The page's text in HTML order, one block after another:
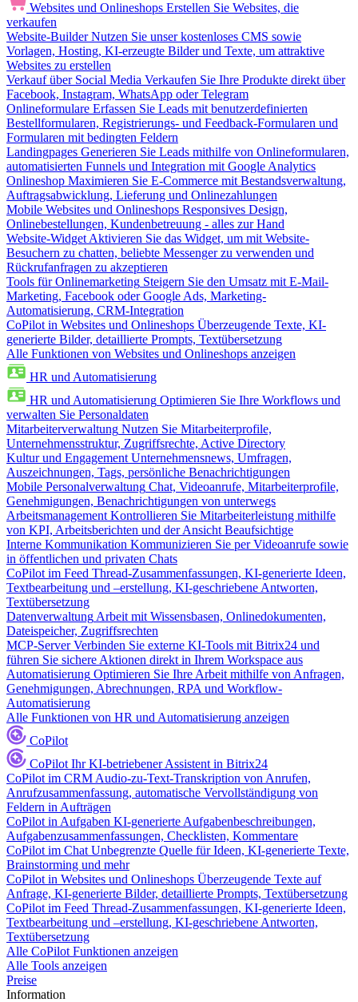
Websites und Onlineshops Erstellen Sie Websites, die
verkaufen
Website-Builder Nutzen Sie unser kostenloses CMS sowie
Vorlagen, Hosting, KI-erzeugte Bilder und Texte, um attraktive
Websites zu erstellen
Verkauf über Social Media Verkaufen Sie Ihre Produkte direkt über
Facebook, Instagram, WhatsApp oder Telegram
Onlineformulare Erfassen Sie Leads mit benutzerdefinierten
Bestellformularen, Registrierungs- und Feedback-Formularen und
Formularen mit bedingten Feldern
Landingpages Generieren Sie Leads mithilfe von Onlineformularen,
automatisierten Funnels und Integration mit Google Analytics
Onlineshop Maximieren Sie E-Commerce mit Bestandsverwaltung,
Auftragsabwicklung, Lieferung und Onlinezahlungen
Mobile Websites und Onlineshops Responsives Design,
Onlinebestellungen, Kundenbetreuung - alles zur Hand
Website-Widget Aktivieren Sie das Widget, um mit Website-
Besuchern zu chatten, beliebte Messenger zu verwenden und
Rückrufanfragen zu akzeptieren
Tools für Onlinemarketing Steigern Sie den Umsatz mit E-Mail-
Marketing, Facebook oder Google Ads, Marketing-
Automatisierung, CRM-Integration
CoPilot in Websites und Onlineshops Überzeugende Texte, KI-
generierte Bilder, detaillierte Prompts, Textübersetzung
Alle Funktionen von Websites und Onlineshops anzeigen
HR und Automatisierung
HR und Automatisierung Optimieren Sie Ihre Workflows und
verwalten Sie Personaldaten
Mitarbeiterverwaltung Nutzen Sie Mitarbeiterprofile,
Unternehmensstruktur, Zugriffsrechte, Active Directory
Kultur und Engagement Unternehmensnews, Umfragen,
Auszeichnungen, Tags, persönliche Benachrichtigungen
Mobile Personalverwaltung Chat, Videoanrufe, Mitarbeiterprofile,
Genehmigungen, Benachrichtigungen von unterwegs
Arbeitsmanagement Kontrollieren Sie Mitarbeiterleistung mithilfe
von KPI, Arbeitsberichten und der Ansicht Beaufsichtige
Interne Kommunikation Kommunizieren Sie per Videoanrufe sowie
in öffentlichen und privaten Chats
CoPilot im Feed Thread-Zusammenfassungen, KI-generierte Ideen,
Textbearbeitung und –erstellung, KI-geschriebene Antworten,
Textübersetzung
Datenverwaltung Arbeit mit Wissensbasen, Onlinedokumenten,
Dateispeicher, Zugriffsrechten
MCP-Server Verbinden Sie externe KI-Tools mit Bitrix24 und
führen Sie sichere Aktionen direkt in Ihrem Workspace aus
Automatisierung Optimieren Sie Ihre Arbeit mithilfe von Anfragen,
Genehmigungen, Abrechnungen, RPA und Workflow-
Automatisierung
Alle Funktionen von HR und Automatisierung anzeigen
CoPilot
CoPilot Ihr KI-betriebener Assistent in Bitrix24
CoPilot im CRM Audio-zu-Text-Transkription von Anrufen,
Anrufzusammenfassung, automatische Vervollständigung von
Feldern in Aufträgen
CoPilot in Aufgaben KI-generierte Aufgabenbeschreibungen,
Aufgabenzusammenfassungen, Checklisten, Kommentare
CoPilot im Chat Unbegrenzte Quelle für Ideen, KI-generierte Texte,
Brainstorming und mehr
CoPilot in Websites und Onlineshops Überzeugende Texte auf
Anfrage, KI-generierte Bilder, detaillierte Prompts, Textübersetzung
CoPilot im Feed Thread-Zusammenfassungen, KI-generierte Ideen,
Textbearbeitung und –erstellung, KI-geschriebene Antworten,
Textübersetzung
Alle CoPilot Funktionen anzeigen
Alle Tools anzeigen
Preise
Information